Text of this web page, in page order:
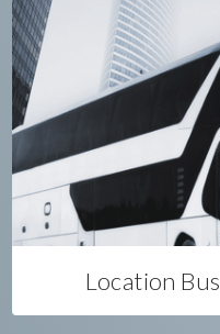
Location